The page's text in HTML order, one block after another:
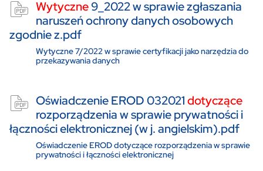
Wytyczne9_2022 w sprawie zgłaszania
naruszeń ochrony danych osobowych
zgodnie z.pdf
Wytyczne 7/2022 w sprawie certyfikacji jako narzędzia do
przekazywania danych
Oświadczenie EROD 032021dotyczące
rozporządzenia w sprawie prywatności i
łączności elektronicznej (w j. angielskim).pdf
Oświadczenie EROD dotyczące rozporządzenia w sprawie
prywatności i łączności elektronicznej